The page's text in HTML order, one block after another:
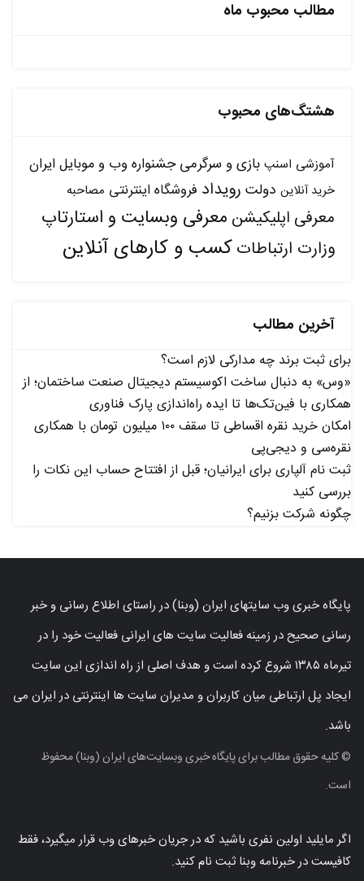
مطالب محبوب ماه
هشتگ‌های محبوب
آموزشی اسنپ بازی و سرگرمی جشنواره وب و موبایل ایران
خرید آنلاین دولت رویداد فروشگاه اینترنتی مصاحبه
معرفی اپلیکیشن معرفی وبسایت و استارتاپ
وزارت ارتباطاتکسب و کارهای آنلاین
آخرین مطالب
برای ثبت برند چه مدارکی لازم است؟
«وس» به دنبال ساخت اکوسیستم دیجیتال صنعت ساختمان؛ از
همکاری با فین‌تک‌ها تا ایده راه‌اندازی پارک فناوری
امکان خرید نقره اقساطی تا سقف ۱۰۰ میلیون تومان با همکاری
نقره‌سی و دیجی‌پی
ثبت نام آلپاری برای ایرانیان؛ قبل از افتتاح حساب این نکات را
بررسی کنید
چگونه شرکت بزنیم؟
پایگاه خبری وب سایتهای ایران (وبنا) در راستای اطلاع رسانی و خبر
رسانی صحیح در زمینه فعالیت سایت های ایرانی فعالیت خود را در
تیرماه ۱۳۸۵ شروع کرده است و هدف اصلی از راه اندازی این سایت
ایجاد پل ارتباطی میان کاربران و مدیران سایت ها اینترنتی در ایران می
باشد.
© کلیه حقوق مطالب برای پایگاه خبری وبسایت‌های ایران (وبنا) محفوظ
است.
اگر مایلید اولین نفری باشید که در جریان خبرهای وب قرار میگیرد، فقط
کافیست در خبرنامه وبنا ثبت نام کنید.